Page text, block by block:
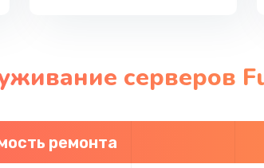
серверов
ремонта